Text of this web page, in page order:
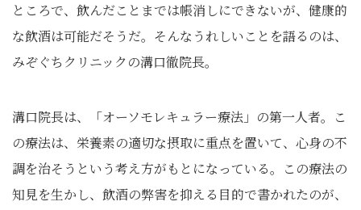
ところで、飲んだことまでは帳消しにできないが、健康的
な飲酒は可能だそうだ。そんなうれしいことを語るのは、
みぞぐちクリニックの溝口徹院長。
溝口院長は、「オーソモレキュラー療法」の第一人者。こ
の療法は、栄養素の適切な摂取に重点を置いて、心身の不
調を治そうという考え方がもとになっている。この療法の
知見を生かし、飲酒の弊害を抑える目的で書かれたのが、